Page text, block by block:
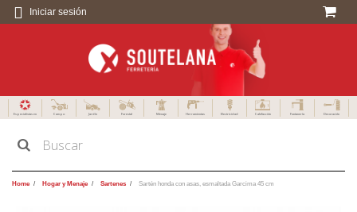
Iniciar sesión
Especialistas en Campo Jardín Forestal Menaje Herramientas Electricidad Calefacción Fontanería Decoración
Home Hogar y Menaje Sartenes Sartén honda con asas, esmaltada Garcima 45 cm